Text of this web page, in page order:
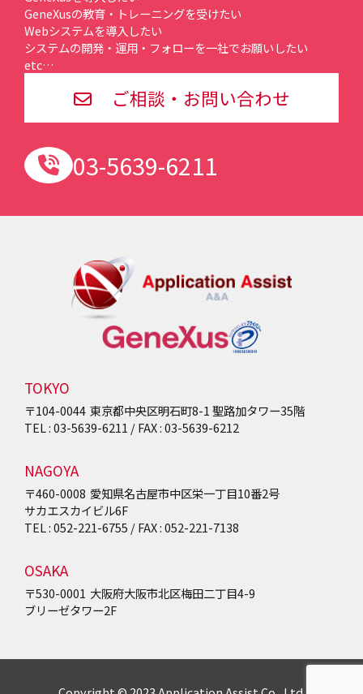
GeneXusの教育・トレーニングを受けたい
Webシステムを導入したい
システムの開発・運用・フォローを一社でお願いしたい
etc…
ご相談・お問い合わせ
03-5639-6211
TOKYO
〒104-0044 東京都中央区明石町8-1 聖路加タワー35階
TEL : 03-5639-6211 / FAX : 03-5639-6212
NAGOYA
〒460-0008 愛知県名古屋市中区栄一丁目10番2号
サカエスカイビル6F
TEL : 052-221-6755 / FAX : 052-221-7138
OSAKA
〒530-0001 大阪府大阪市北区梅田二丁目4-9
ブリーゼタワー2F